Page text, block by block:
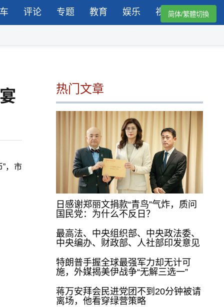
评论 专题 教育 娱乐 视频简体/繁體切換
”，市
热门文章
日感谢郑丽文捐款“青鸟”气炸，质问
国民党：为什么不反日？
最高法、中央组织部、中央政法委、
中央编办、财政部、人社部印发意见
特朗普手握全球最强军力却无计可
施，外媒揭美伊战争“无解三选一”
蒋万安拜会民进党团不到20分钟被请
离场，他看穿绿营策略